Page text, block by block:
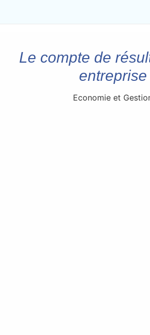
Le compte de
entreprise
Economie et